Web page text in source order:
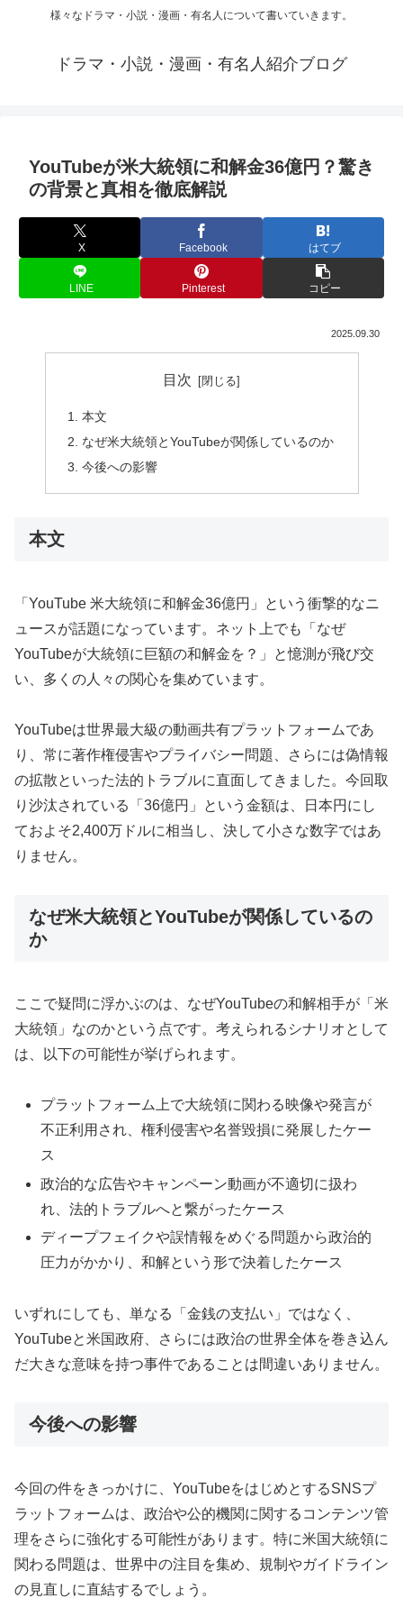
様々なドラマ・小説・漫画・有名人について書いていきます。
ドラマ・小説・漫画・有名人紹介ブログ
YouTubeが米大統領に和解金36億円？驚き
の背景と真相を徹底解説
X Facebook はてブ
LINE Pinterest コピー
2025.09.30
目次
本文
なぜ米大統領とYouTubeが関係しているのか
今後への影響
本文
「YouTube 米大統領に和解金36億円」という衝撃的なニ
ュースが話題になっています。ネット上でも「なぜ
YouTubeが大統領に巨額の和解金を？」と憶測が飛び交
い、多くの人々の関心を集めています。
YouTubeは世界最大級の動画共有プラットフォームであ
り、常に著作権侵害やプライバシー問題、さらには偽情報
の拡散といった法的トラブルに直面してきました。今回取
り沙汰されている「36億円」という金額は、日本円にし
ておよそ2,400万ドルに相当し、決して小さな数字ではあ
りません。
なぜ米大統領とYouTubeが関係しているの
か
ここで疑問に浮かぶのは、なぜYouTubeの和解相手が「米
大統領」なのかという点です。考えられるシナリオとして
は、以下の可能性が挙げられます。
プラットフォーム上で大統領に関わる映像や発言が
不正利用され、権利侵害や名誉毀損に発展したケー
ス
政治的な広告やキャンペーン動画が不適切に扱わ
れ、法的トラブルへと繋がったケース
ディープフェイクや誤情報をめぐる問題から政治的
圧力がかかり、和解という形で決着したケース
いずれにしても、単なる「金銭の支払い」ではなく、
YouTubeと米国政府、さらには政治の世界全体を巻き込ん
だ大きな意味を持つ事件であることは間違いありません。
今後への影響
今回の件をきっかけに、YouTubeをはじめとするSNSプ
ラットフォームは、政治や公的機関に関するコンテンツ管
理をさらに強化する可能性があります。特に米国大統領に
関わる問題は、世界中の注目を集め、規制やガイドライン
の見直しに直結するでしょう。